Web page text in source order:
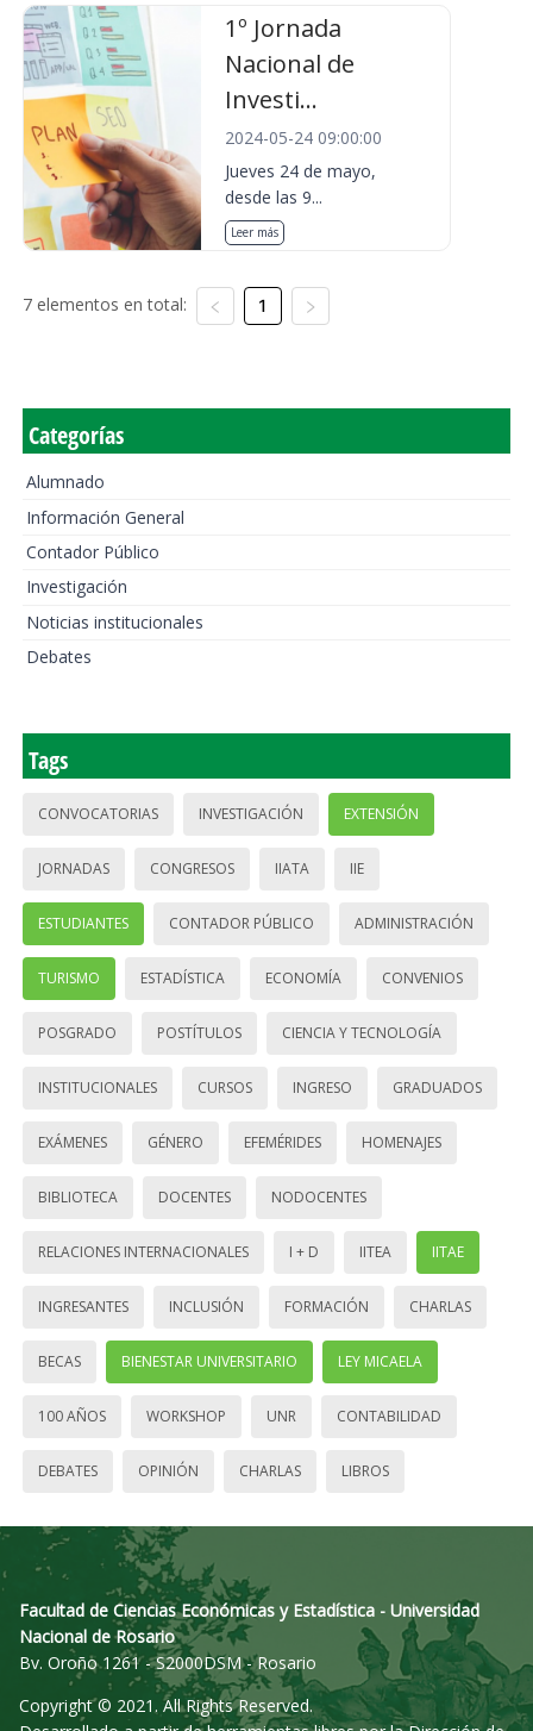
1º Jornada
Nacional de
Investi...
2024-05-24 09:00:00
Jueves 24 de mayo,
desde las 9...
Leer más
7 elementos en total: 1
Categorías
Alumnado
Información General
Contador Público
Investigación
Noticias institucionales
Debates
Tags
CONVOCATORIAS INVESTIGACIÓN EXTENSIÓN
JORNADAS CONGRESOS IIATA IIE
ESTUDIANTES CONTADOR PÚBLICO ADMINISTRACIÓN
TURISMO ESTADÍSTICA ECONOMÍA CONVENIOS
POSGRADO POSTÍTULOS CIENCIA Y TECNOLOGÍA
INSTITUCIONALES CURSOS INGRESO GRADUADOS
EXÁMENES GÉNERO EFEMÉRIDES HOMENAJES
BIBLIOTECA DOCENTES NODOCENTES
RELACIONES INTERNACIONALES I + D IITEA IITAE
INGRESANTES INCLUSIÓN FORMACIÓN CHARLAS
BECAS BIENESTAR UNIVERSITARIO LEY MICAELA
100 AÑOS WORKSHOP UNR CONTABILIDAD
DEBATES OPINIÓN CHARLAS LIBROS
Facultad de Ciencias Económicas y Estadística - Universidad
Nacional de Rosario
Bv. Oroño 1261 - S2000DSM - Rosario
Copyright © 2021. All Rights Reserved.